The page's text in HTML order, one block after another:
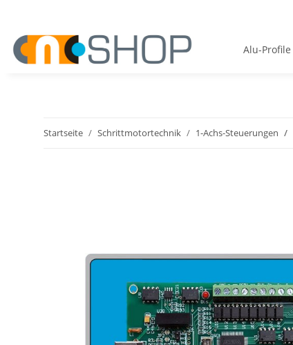
Alu-Profile
Startseite Schrittmotortechnik 1-Achs-Steuerungen